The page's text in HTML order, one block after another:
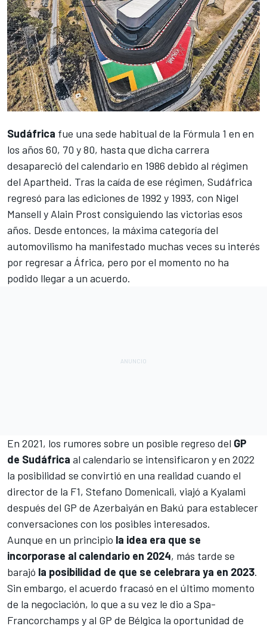
Sudáfrica fue una sede habitual de la Fórmula 1 en en
los años 60, 70 y 80, hasta que dicha carrera
desapareció del calendario en 1986 debido al régimen
del Apartheid. Tras la caída de ese régimen, Sudáfrica
regresó para las ediciones de 1992 y 1993, con Nigel
Mansell y Alain Prost consiguiendo las victorias esos
años. Desde entonces, la máxima categoría del
automovilismo ha manifestado muchas veces su interés
por regresar a África, pero por el momento no ha
podido llegar a un acuerdo.
En 2021, los rumores sobre un posible regreso del GP
de Sudáfrica al calendario se intensificaron y en 2022
la posibilidad se convirtió en una realidad cuando el
director de la F1, Stefano Domenicali, viajó a Kyalami
después del GP de Azerbaiyán en Bakú para establecer
conversaciones con los posibles interesados.
Aunque en un principio la idea era que se
incorporase al calendario en 2024, más tarde se
barajó la posibilidad de que se celebrara ya en 2023.
Sin embargo, el acuerdo fracasó en el último momento
de la negociación, lo que a su vez le dio a Spa-
Francorchamps y al GP de Bélgica la oportunidad de